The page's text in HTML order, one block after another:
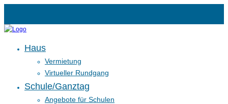
Haus
Vermietung
Virtueller Rundgang
Schule/Ganztag
Angebote für Schulen